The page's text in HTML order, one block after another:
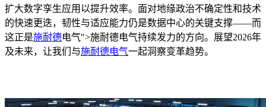
扩大数字孪生应用以提升效率。面对地缘政治不确定性和技术
的快速更迭，韧性与适应能力仍是数据中心的关键支撑——而
这正是施耐德电气">施耐德电气持续发力的方向。展望2026年
及未来，让我们与施耐德电气一起洞察变革趋势。